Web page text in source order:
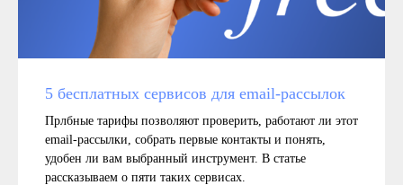
5 бесплатных сервисов для email‑рассылок
Прлбные тарифы позволяют проверить, работают ли этот
email-рассылки, собрать первые контакты и понять,
удобен ли вам выбранный инструмент. В статье
рассказываем о пяти таких сервисах.